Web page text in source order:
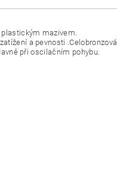
plastickým mazivem.
a pevnosti .Celobronzová
při oscilačním pohybu.